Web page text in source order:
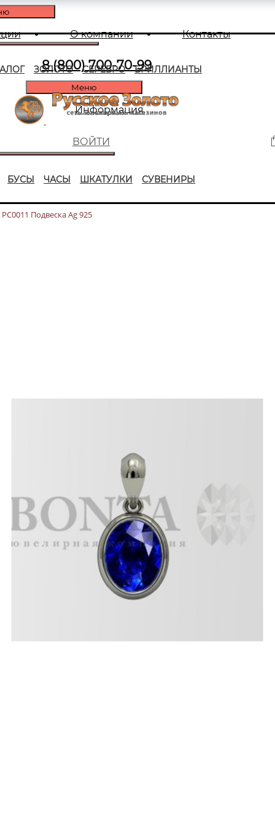
О компании Контакты
8 (800) 700-70-99
Меню
Информация
ВОЙТИ
ЗОЛОТО СЕРЕБРО БРИЛЛИАНТЫ
БУСЫ ЧАСЫ ШКАТУЛКИ СУВЕНИРЫ
РС0011 Подвеска Ag 925